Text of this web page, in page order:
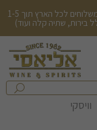
משלוחים מהיום להיום בת"א/רמ"ג/גבעתיים/חולון | משלוחים לכל הארץ תוך 1-5
וויסקי